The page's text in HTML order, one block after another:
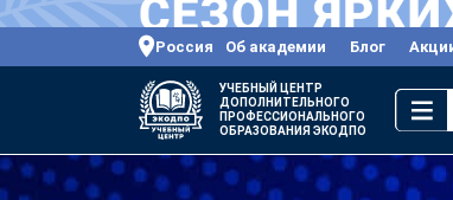
Россия Об академии Блог
УЧЕБНЫЙ ЦЕНТР
ДОПОЛНИТЕЛЬНОГО
ПРОФЕССИОНАЛЬНОГО
ОБРАЗОВАНИЯ ЭКОДПО